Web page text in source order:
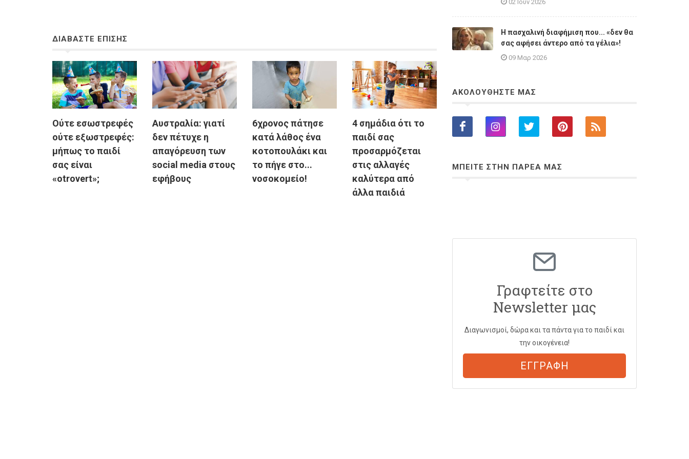
ΔΙΑΒΑΣΤΕ ΕΠΙΣΗΣ
Ούτε εσωστρεφές
ούτε εξωστρεφές:
μήπως το παιδί
σας είναι
«otrovert»;
Αυστραλία: γιατί
δεν πέτυχε η
απαγόρευση των
social media στους
εφήβους
6χρονος πάτησε
κατά λάθος ένα
κοτοπουλάκι και
το πήγε στο...
νοσοκομείο!
4 σημάδια ότι το
παιδί σας
προσαρμόζεται
στις αλλαγές
καλύτερα από
άλλα παιδιά
02 Ιουν 2026
Η πασχαλινή διαφήμιση που... «δεν θα
σας αφήσει άντερο από τα γέλια»!
09 Μαρ 2026
ΑΚΟΛΟΥΘΗΣΤΕ ΜΑΣ
ΜΠΕΙΤΕ ΣΤΗΝ ΠΑΡΕΑ ΜΑΣ
Γραφτείτε στο
Newsletter μας
Διαγωνισμοί, δώρα και τα πάντα για το παιδί και
την οικογένεια!
ΕΓΓΡΑΦΗ